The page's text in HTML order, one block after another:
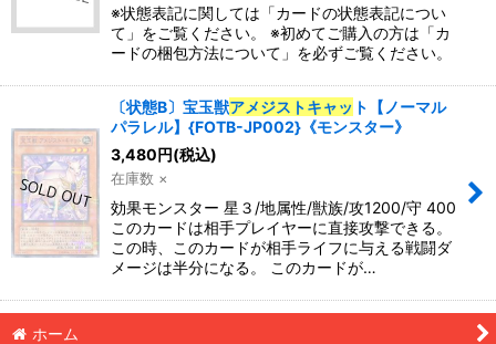
※状態表記に関しては「カードの状態表記につい
て」をご覧ください。 ※初めてご購入の方は「カ
ードの梱包方法について」を必ずご覧ください。
〔状態B〕宝玉獣アメジストキャッ ト【ノーマル
パラレル】{FOTB-JP002}《モンスター》
3,480円(税込)
在庫数 ×
効果モンスター 星３/地属性/獣族/攻1200/守 400
このカードは相手プレイヤーに直接攻撃できる。
この時、このカードが相手ライフに与える戦闘ダ
メージは半分になる。 このカードが…
ホーム